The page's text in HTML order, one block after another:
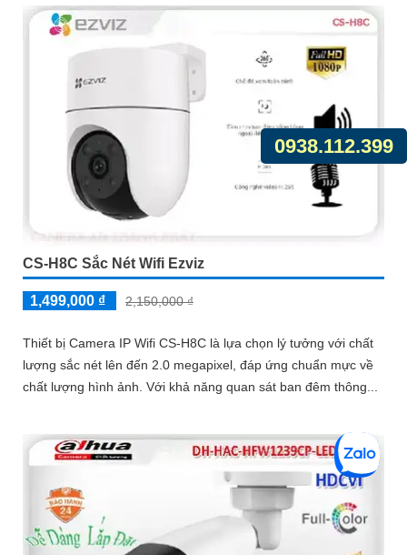
CS-H8C Sắc Nét Wifi Ezviz
1,499,000 ₫ 2,150,000 ₫
Thiết bị Camera IP Wifi CS-H8C là lựa chọn lý tưởng với chất
lượng sắc nét lên đến 2.0 megapixel, đáp ứng chuẩn mực về
chất lượng hình ảnh. Với khả năng quan sát ban đêm thông...
0938.112.399